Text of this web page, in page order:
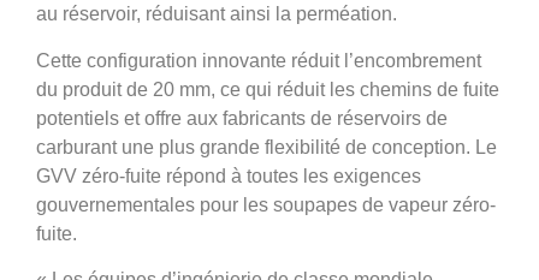
au réservoir, réduisant ainsi la perméation.
Cette configuration innovante réduit l’encombrement
du produit de 20 mm, ce qui réduit les chemins de fuite
potentiels et offre aux fabricants de réservoirs de
carburant une plus grande flexibilité de conception. Le
GVV zéro-fuite répond à toutes les exigences
gouvernementales pour les soupapes de vapeur zéro-
fuite.